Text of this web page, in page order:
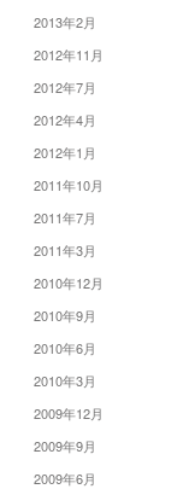
2013年2月
2012年11月
2012年7月
2012年4月
2012年1月
2011年10月
2011年7月
2011年3月
2010年12月
2010年9月
2010年6月
2010年3月
2009年12月
2009年9月
2009年6月